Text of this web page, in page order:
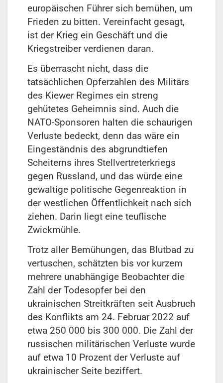
europäischen Führer sich bemühen, um
Frieden zu bitten. Vereinfacht gesagt,
ist der Krieg ein Geschäft und die
Kriegstreiber verdienen daran.
Es überrascht nicht, dass die
tatsächlichen Opferzahlen des Militärs
des Kiewer Regimes ein streng
gehütetes Geheimnis sind. Auch die
NATO-Sponsoren halten die schaurigen
Verluste bedeckt, denn das wäre ein
Eingeständnis des abgrundtiefen
Scheiterns ihres Stellvertreterkriegs
gegen Russland, und das würde eine
gewaltige politische Gegenreaktion in
der westlichen Öffentlichkeit nach sich
ziehen. Darin liegt eine teuflische
Zwickmühle.
Trotz aller Bemühungen, das Blutbad zu
vertuschen, schätzten bis vor kurzem
mehrere unabhängige Beobachter die
Zahl der Todesopfer bei den
ukrainischen Streitkräften seit Ausbruch
des Konflikts am 24. Februar 2022 auf
etwa 250 000 bis 300 000. Die Zahl der
russischen militärischen Verluste wurde
auf etwa 10 Prozent der Verluste auf
ukrainischer Seite beziffert.